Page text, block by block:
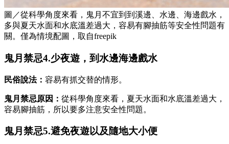
圖／從科學角度來看，鬼月不宜到到溪邊、水邊、海邊戲水，
多與夏天水面和水底溫差過大，容易有腳抽筋等安全性問題有
關。僅為情境配圖，取自freepik
鬼月禁忌4.少夜遊，到水邊海邊戲水
民俗說法： 容易有抓交替的情形。
鬼月禁忌原因： 從科學角度來看，夏天水面和水底溫差過大，
容易腳抽筋，所以要多注意安全性問題。
鬼月禁忌5.避免夜遊以及隨地大小便